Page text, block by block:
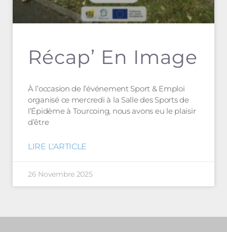
Récap’ En Image
À l’occasion de l’événement Sport & Emploi
organisé ce mercredi à la Salle des Sports de
l’Épidème à Tourcoing, nous avons eu le plaisir
d’être
LIRE L'ARTICLE
26 Novembre 2025